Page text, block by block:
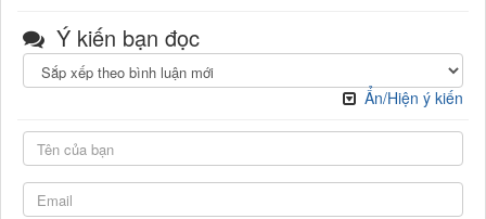
Ý kiến bạn đọc
Ẩn/Hiện ý kiến